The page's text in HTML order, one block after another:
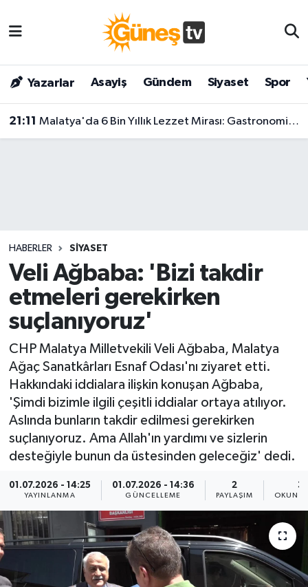
Yazarlar Asayiş Gündem Siyaset Spor
21:11 Malatya'da 6 Bin Yıllık Lezzet Mirası: Gastronomi Merkezi Kapılarını Görkemli Törenle Açtı!
HABERLER SIYASET
Veli Ağbaba: 'Bizi takdir
etmeleri gerekirken
suçlanıyoruz'
CHP Malatya Milletvekili Veli Ağbaba, Malatya
Ağaç Sanatkârları Esnaf Odası'nı ziyaret etti.
Hakkındaki iddialara ilişkin konuşan Ağbaba,
'Şimdi bizimle ilgili çeşitli iddialar ortaya atılıyor.
Aslında bunların takdir edilmesi gerekirken
suçlanıyoruz. Ama Allah'ın yardımı ve sizlerin
desteğiyle bunun da üstesinden geleceğiz' dedi.
01.07.2026 - 14:25
YAYINLANMA
01.07.2026 - 14:36
GÜNCELLEME
2
PAYLAŞIM
3
Bilim & Teknoloji
Dünya
Magazin
Siyaset
Spor
Yaşam
Malatya Nöbetçi Eczaneler
Malatya Hava Durumu
Malatya Namaz Vakitleri
Son Dakika Haberleri
Haber Arşivi